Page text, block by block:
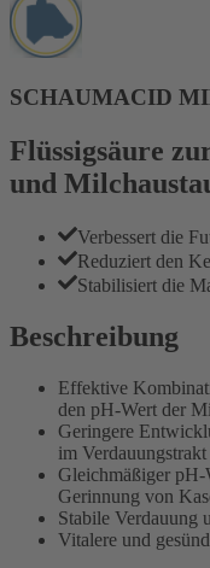
SCHAUMACID
Flüssigsäure
und
Verbessert die
Reduziert den
Stabilisiert die
Beschreibung
Effektive
den pH-Wert der
Geringere
im Verdauungstrakt
Gleichmäßiger pH-
Gerinnung von
Stabile Verdauung
Vitalere und